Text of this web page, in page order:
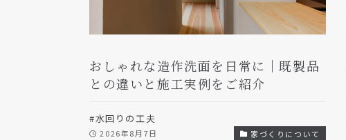
おしゃれな造作洗面を日常に｜既製品
との違いと施工実例をご紹介
#水回りの工夫
2026年8月7日 家づくりについて